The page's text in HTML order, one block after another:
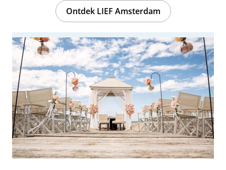
Ontdek LIEF Amsterdam